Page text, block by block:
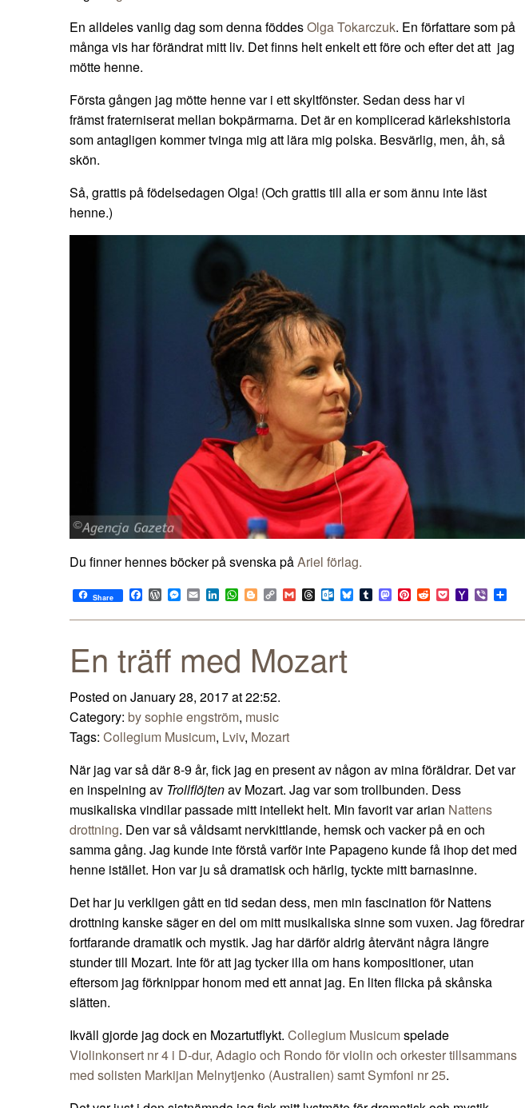
En alldeles vanlig dag som denna föddesOlga Tokarczuk. En författare som på
många vis har förändrat mitt liv. Det finns helt enkelt ett före och efter det att jag
mötte henne.
Första gången jag mötte henne var i ett skyltfönster. Sedan dess har vi
främst fraterniserat mellan bokpärmarna. Det är en komplicerad kärlekshistoria
som antagligen kommer tvinga mig att lära mig polska. Besvärlig, men, åh, så
skön.
Så, grattis på födelsedagen Olga! (Och grattis till alla er som ännu inte läst
henne.)
Du finner hennes böcker på svenska påAriel förlag.
Share Facebook
WordPress
Messenger
EmailLinkedIn
WhatsApp
BloggerCopy
Link
GmailThreadsOutlook.com
Bluesky
TumblrMastodon
Pinterest
RedditPocketYahoo
Mail
Viber
En träff med Mozart
Posted on January 28, 2017 at 22:52.
Category: by sophie engström, music
Tags: Collegium Musicum, Lviv, Mozart
​När jag var så där 8-9 år, fick jag en present av någon av mina föräldrar. Det var
en inspelning av Trollflöjtenav Mozart. Jag var som trollbunden. Dess
musikaliska vindilar passade mitt intellekt helt. Min favorit var arian Nattens
drottning. Den var så våldsamt nervkittlande, hemsk och vacker på en och
samma gång. Jag kunde inte förstå varför inte Papageno kunde få ihop det med
henne istället. Hon var ju så dramatisk och härlig, tyckte mitt barnasinne.
Det har ju verkligen gått en tid sedan dess, men min fascination för Nattens
drottning kanske säger en del om mitt musikaliska sinne som vuxen. Jag föredrar
fortfarande dramatik och mystik. Jag har därför aldrig återvänt några längre
stunder till Mozart. Inte för att jag tycker illa om hans kompositioner, utan
eftersom jag förknippar honom med ett annat jag. En liten flicka på skånska
slätten.
Ikväll gjorde jag dock en Mozartutflykt. Collegium Musicumspelade
Violinkonsert nr 4 i D-dur, Adagio och Rondo för violin och orkester tillsammans
med solisten Markijan Melnytjenko (Australien) samt Symfoni nr 25.